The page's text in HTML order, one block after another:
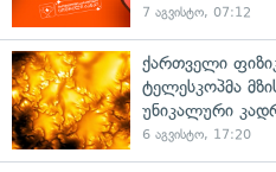
7 აგვისტო, 07:12
ქართველი
ტელესკოპმა
უნიკალური
6 აგვისტო, 17:20